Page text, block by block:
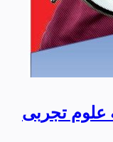
علوم تجربی